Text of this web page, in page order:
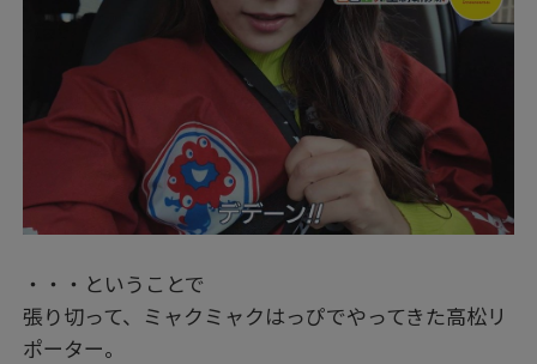
・・・ということで
張り切って、ミャクミャクはっぴでやってきた高松リ
ポーター。